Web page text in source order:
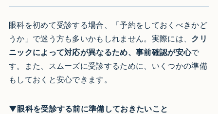
眼科を初めて受診する場合、「予約をしておくべきかど
うか」で迷う方も多いかもしれません。実際には、 クリ
ニックによって対応が異なるため、事前確認が安心で
す。また、スムーズに受診するために、いくつかの準備
もしておくと安心できます。
▼眼科を受診する前に準備しておきたいこと